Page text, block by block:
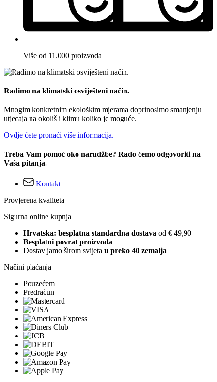
Više od 11.000 proizvoda
Radimo na klimatski osviješteni način.
Mnogim konkretnim ekološkim mjerama doprinosimo smanjenju
utjecaja na okoliš i klimu koliko je moguće.
Ovdje ćete pronaći više informacija.
Treba Vam pomoć oko narudžbe? Rado ćemo odgovoriti na
Vaša pitanja.
Kontakt
Provjerena kvaliteta
Sigurna online kupnja
Hrvatska: besplatna standardna dostava od € 49,90
Besplatni povrat proizvoda
Dostavljamo širom svijeta u preko 40 zemalja
Načini plaćanja
Pouzećem
Predračun